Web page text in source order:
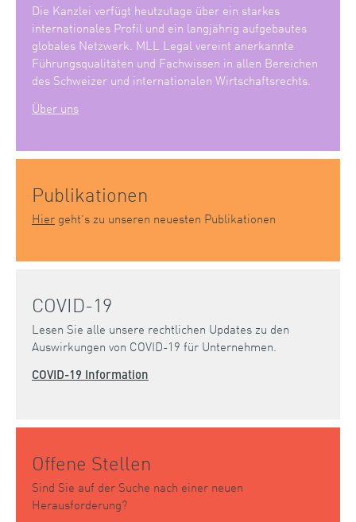
Die Kanzlei verfügt heutzutage über ein starkes
internationales Profil und ein langjährig aufgebautes
globales Netzwerk. MLL Legal vereint anerkannte
Führungsqualitäten und Fachwissen in allen Bereichen
des Schweizer und internationalen Wirtschaftsrechts.
Über uns
Publikationen
Hier geht’s zu unseren neuesten Publikationen
COVID-19
Lesen Sie alle unsere rechtlichen Updates zu den
Auswirkungen von COVID-19 für Unternehmen.
COVID-19 Information
Offene Stellen
Sind Sie auf der Suche nach einer neuen
Herausforderung?